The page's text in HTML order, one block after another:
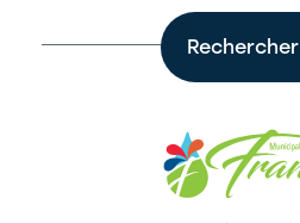
Rechercher